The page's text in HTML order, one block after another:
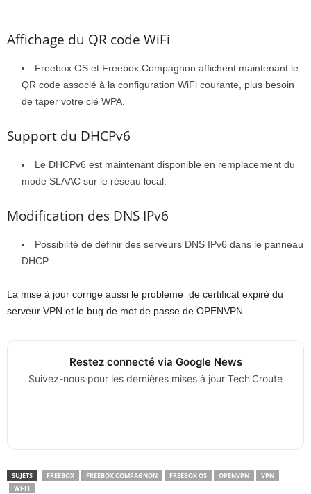
Affichage du QR code WiFi
Freebox OS et Freebox Compagnon affichent maintenant le
QR code associé à la configuration WiFi courante, plus besoin
de taper votre clé WPA.
Support du DHCPv6
Le DHCPv6 est maintenant disponible en remplacement du
mode SLAAC sur le réseau local.
Modification des DNS IPv6
Possibilité de définir des serveurs DNS IPv6 dans le panneau
DHCP
La mise à jour corrige aussi le problème de certificat expiré du
serveur VPN et le bug de mot de passe de OPENVPN.
Restez connecté via Google News
Suivez-nous pour les dernières mises à jour Tech’Croute
SUJETS FREEBOX FREEBOX COMPAGNON FREEBOX OS OPENVPN
VPN
WI-FI